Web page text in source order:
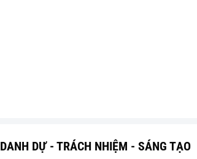
DANH DỰ - TRÁCH NHIỆM - SÁNG TẠO